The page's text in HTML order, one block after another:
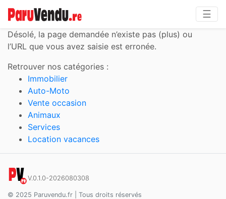
☰
Désolé, la page demandée n’existe pas (plus) ou
l’URL que vous avez saisie est erronée.
Retrouver nos catégories :
Immobilier
Auto-Moto
Vente occasion
Animaux
Services
Location vacances
V.0.1.0-2026080308
© 2025 Paruvendu.fr | Tous droits réservés